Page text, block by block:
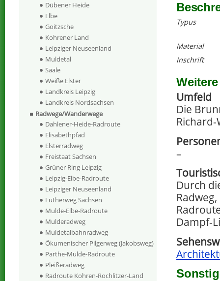
Typus
Material
Inschrift
Umfeld
Die
–
Durch
Dampf-
Dübener Heide
Elbe
Goitzsche
Kohrener Land
Leipziger Neuseenland
Muldetal
Saale
Weiße Elster
Landkreis Leipzig
Landkreis Nordsachsen
Radwege/Wanderwege
Dahlener-Heide-Radroute
Elisabethpfad
Elsterradweg
Freistaat Sachsen
Grüner Ring Leipzig
Leipzig-Elbe-Radroute
Leipziger Neuseenland
Lutherweg Sachsen
Mulde-Elbe-Radroute
Mulderadweg
Muldetalbahnradweg
Ökumenischer Pilgerweg (Jakobsweg)
Parthe-Mulde-Radroute
Pleißeradweg
Radroute Kohren-Rochlitzer-Land